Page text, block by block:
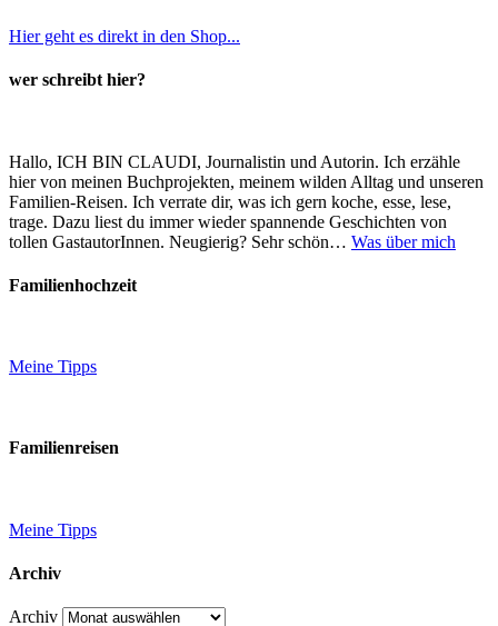
Hier geht es direkt in den Shop...
wer schreibt hier?
Hallo, ICH BIN CLAUDI, Journalistin und Autorin. Ich erzähle
hier von meinen Buchprojekten, meinem wilden Alltag und unseren
Familien-Reisen. Ich verrate dir, was ich gern koche, esse, lese,
trage. Dazu liest du immer wieder spannende Geschichten von
tollen GastautorInnen. Neugierig? Sehr schön… Was über mich
Familienhochzeit
Meine Tipps
Familienreisen
Meine Tipps
Archiv
Archiv